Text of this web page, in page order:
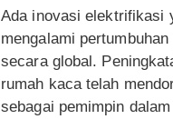
Ada inovasi elektrifikasi
mengalami
secara global.
rumah kaca telah
sebagai pemimpin